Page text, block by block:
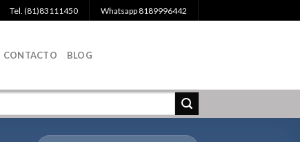
Tel. (81)83111450 Whatsapp 8189996442
CONTACTO BLOG